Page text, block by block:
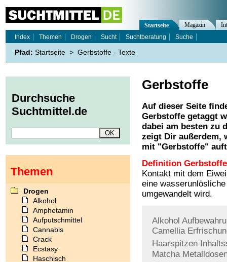
Gerbstoffe
Auf dieser Seite
Gerbstoffe getaggt
dabei am besten zu
zeigt Dir außerdem,
mit "Gerbstoffe"
Definition
Kontakt mit dem
eine
umgewandelt wird.
Alkohol
Camellia
Haarspitzen
Matcha
Startseite Magazin
Index
Themen Drogen Sucht Suchtberatung Suche
Pfad: Startseite > Gerbstoffe - Texte
Durchsuche
Suchtmittel.de
Themen
Drogen
Alkohol
Amphetamin
Aufputschmittel
Cannabis
Crack
Ecstasy
Haschisch